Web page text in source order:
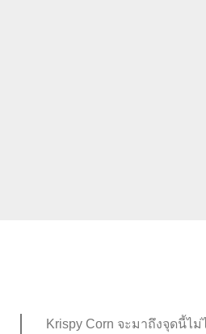
Krispy Corn จะมาถึงจุดนี้ไม่